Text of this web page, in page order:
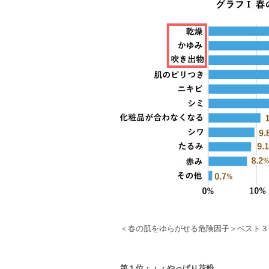
＜春の肌をゆらがせる危険因子＞ベスト